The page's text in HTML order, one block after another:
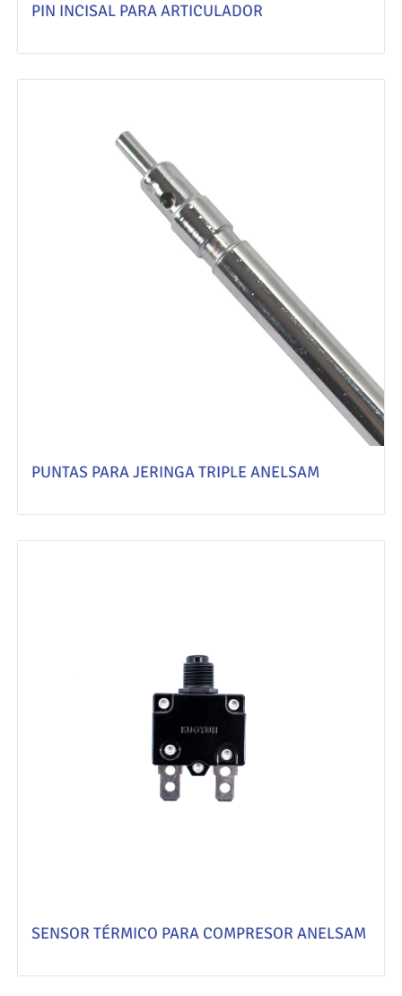
PIN INCISAL PARA ARTICULADOR
PUNTAS PARA JERINGA TRIPLE ANELSAM
SENSOR TÉRMICO PARA COMPRESOR ANELSAM